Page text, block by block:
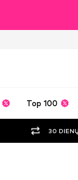
Top 100
30